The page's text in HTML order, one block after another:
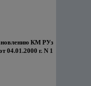
КМ РУз
04.01.2000 г. N 1